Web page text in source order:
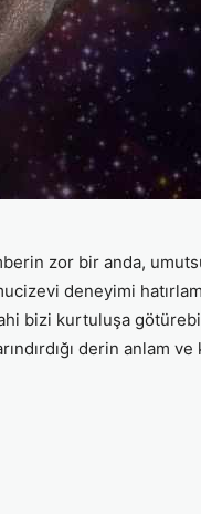
zor bir anda,
deneyimi
bizi kurtuluşa
derin anlam ve